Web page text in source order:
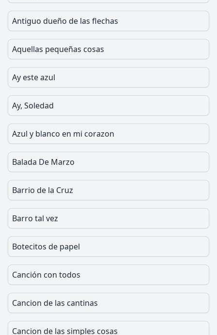
Antiguo dueño de las flechas
Aquellas pequeñas cosas
Ay este azul
Ay, Soledad
Azul y blanco en mi corazon
Balada De Marzo
Barrio de la Cruz
Barro tal vez
Botecitos de papel
Canción con todos
Cancion de las cantinas
Cancion de las simples cosas